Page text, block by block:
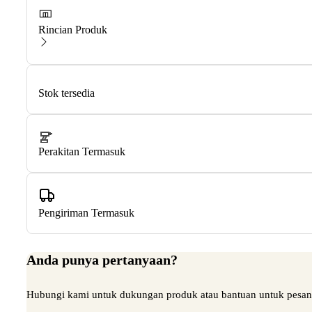
Rincian Produk
Stok tersedia
Perakitan Termasuk
Pengiriman Termasuk
Anda punya pertanyaan?
Hubungi kami untuk dukungan produk atau bantuan untuk